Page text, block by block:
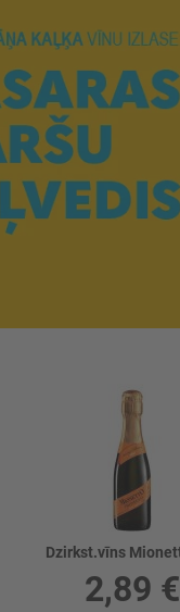
2,89 €